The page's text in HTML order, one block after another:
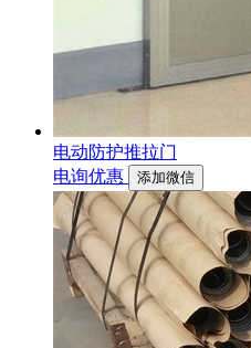
电动防护推拉门
电询优惠
添加微信